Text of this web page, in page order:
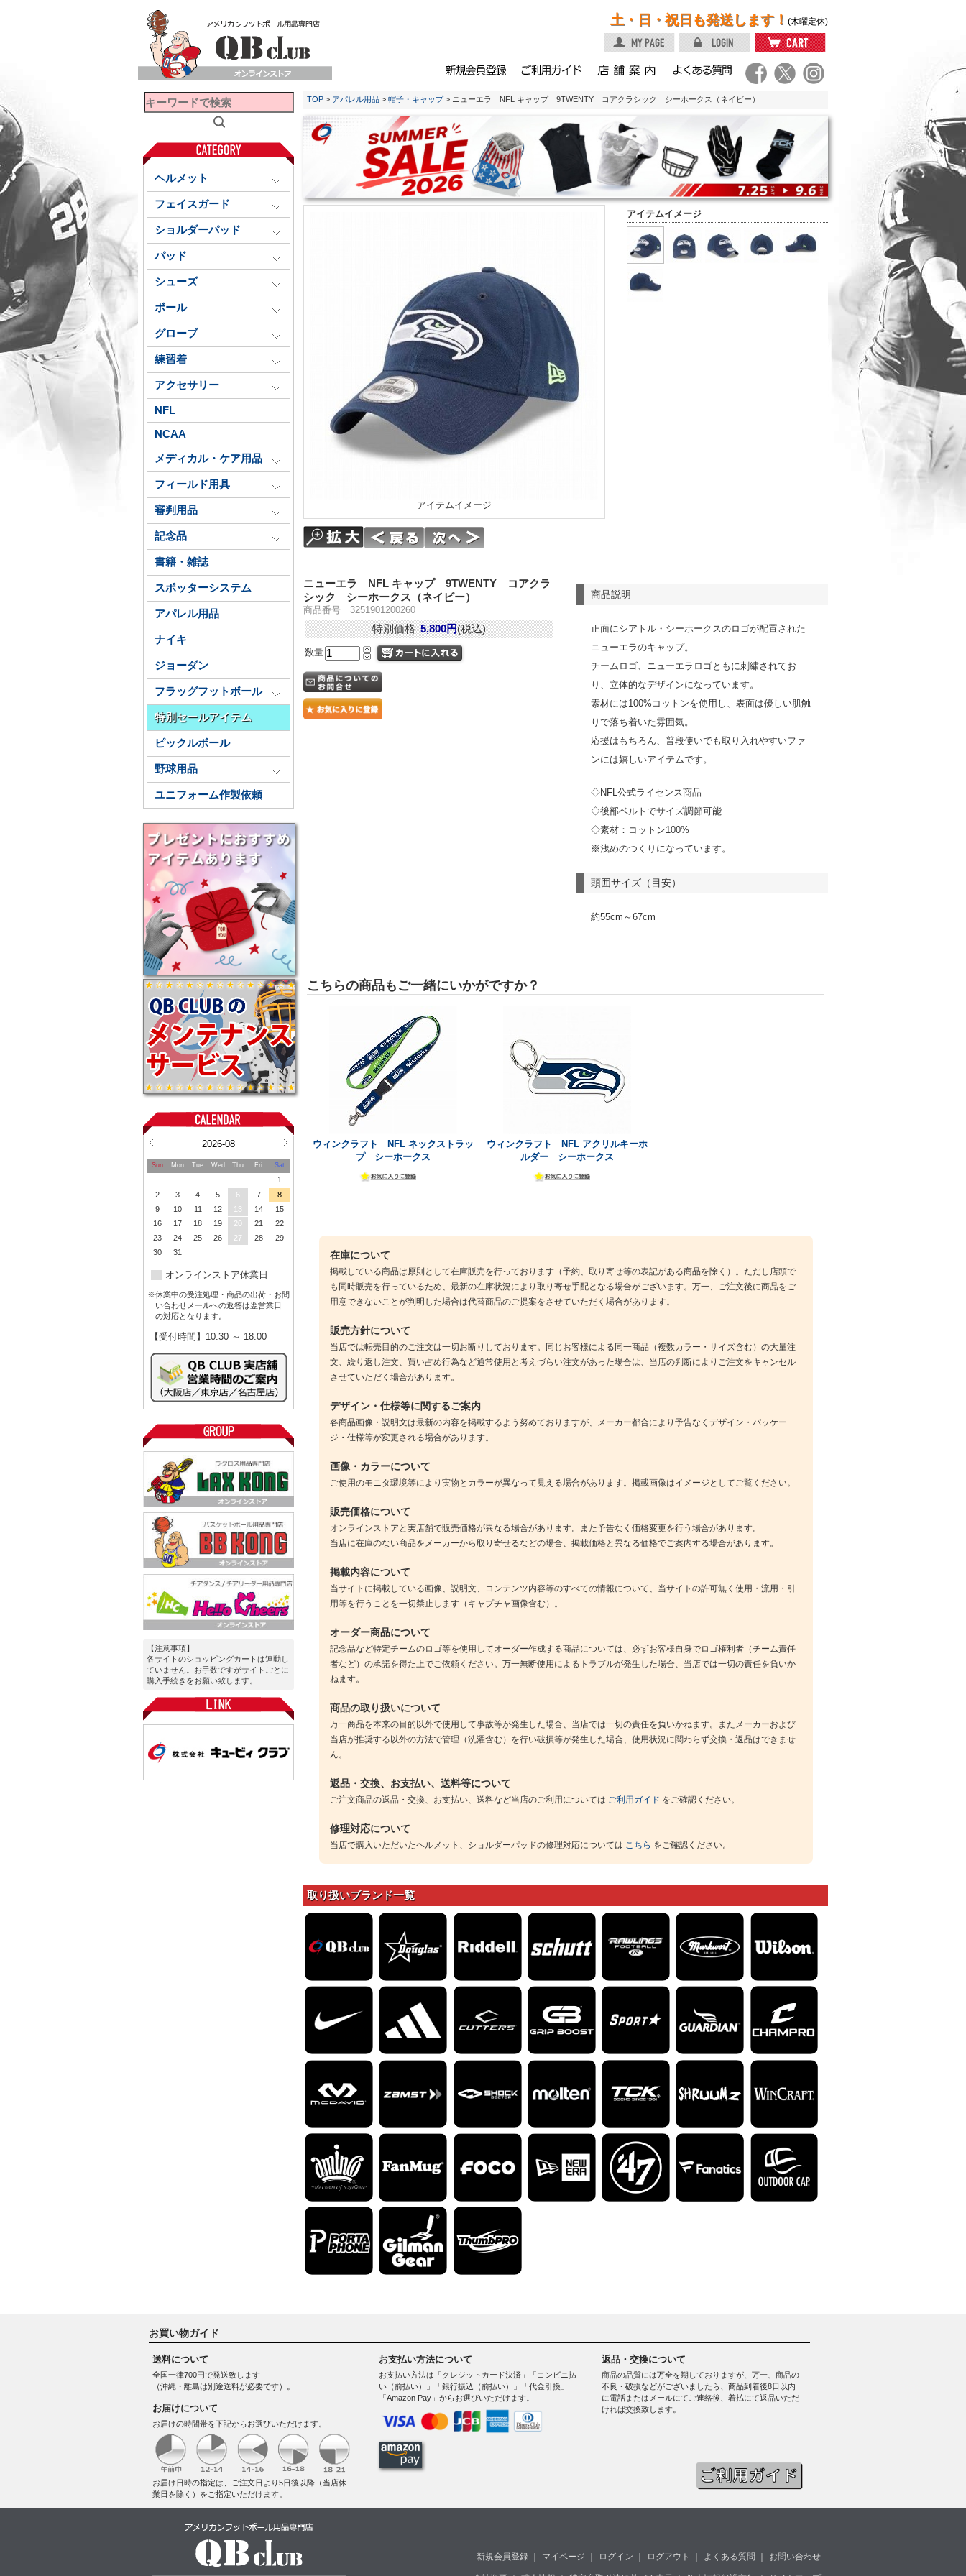
土・日・祝日も発送します！ (木曜定休)
ヘルメット
フェイスガード
ショルダーパッド
パッド
シューズ
ボール
グローブ
練習着
アクセサリー
NFL
NCAA
メディカル・ケア用品
フィールド用具
審判用品
記念品
書籍・雑誌
スポッターシステム
アパレル用品
ナイキ
ジョーダン
フラッグフットボール
特別セールアイテム
ピックルボール
野球用品
ユニフォーム作製依頼
2026-08
Sun Mon Tue Wed Thu Fri Sat
1
2
3 4 5 6 7
8
9
10 11 12 13 14
15
16
17 18 19 20 21
22
23
24 25 26 27 28
29
30
31
オンラインストア休業日
※休業中の受注処理・商品の出荷・お問
い合わせメールへの返答は翌営業日
の対応となります。
【受付時間】10:30 ～ 18:00
【注意事項】
各サイトのショッピングカートは連動し
ていません。お手数ですがサイトごとに
購入手続きをお願い致します。
TOP > アパレル用品 > 帽子・キャップ> ニューエラ NFL キャップ 9TWENTY コアクラシック シーホークス（ネイビー）
アイテムイメージ
アイテムイメージ
商品説明
正面にシアトル・シーホークスのロゴが配置された
ニューエラのキャップ。
チームロゴ、ニューエラロゴともに刺繍されてお
り、立体的なデザインになっています。
素材には100%コットンを使用し、表面は優しい肌触
りで落ち着いた雰囲気。
応援はもちろん、普段使いでも取り入れやすいファ
ンには嬉しいアイテムです。
◇NFL公式ライセンス商品
◇後部ベルトでサイズ調節可能
◇素材：コットン100%
※浅めのつくりになっています。
頭囲サイズ（目安）
約55cm～67cm
ニューエラ NFL キャップ 9TWENTY コアクラ
シック シーホークス（ネイビー）
商品番号 3251901200260
特別価格 5,800円(税込)
数量
こちらの商品もご一緒にいかがですか？
ウィンクラフト NFL ネックストラッ
プ シーホークス
ウィンクラフト NFL アクリルキーホ
ルダー シーホークス
在庫について
掲載している商品は原則として在庫販売を行っております（予約、取り寄せ等の表記がある商品を除く）。ただし店頭で
も同時販売を行っているため、最新の在庫状況により取り寄せ手配となる場合がございます。万一、ご注文後に商品をご
用意できないことが判明した場合は代替商品のご提案をさせていただく場合があります。
販売方針について
当店では転売目的のご注文は一切お断りしております。同じお客様による同一商品（複数カラー・サイズ含む）の大量注
文、繰り返し注文、買い占め行為など通常使用と考えづらい注文があった場合は、当店の判断によりご注文をキャンセル
させていただく場合があります。
デザイン・仕様等に関するご案内
各商品画像・説明文は最新の内容を掲載するよう努めておりますが、メーカー都合により予告なくデザイン・パッケー
ジ・仕様等が変更される場合があります。
画像・カラーについて
ご使用のモニタ環境等により実物とカラーが異なって見える場合があります。掲載画像はイメージとしてご覧ください。
販売価格について
オンラインストアと実店舗で販売価格が異なる場合があります。また予告なく価格変更を行う場合があります。
当店に在庫のない商品をメーカーから取り寄せるなどの場合、掲載価格と異なる価格でご案内する場合があります。
掲載内容について
当サイトに掲載している画像、説明文、コンテンツ内容等のすべての情報について、当サイトの許可無く使用・流用・引
用等を行うことを一切禁止します（キャプチャ画像含む）。
オーダー商品について
記念品など特定チームのロゴ等を使用してオーダー作成する商品については、必ずお客様自身でロゴ権利者（チーム責任
者など）の承諾を得た上でご依頼ください。万一無断使用によるトラブルが発生した場合、当店では一切の責任を負いか
ねます。
商品の取り扱いについて
万一商品を本来の目的以外で使用して事故等が発生した場合、当店では一切の責任を負いかねます。またメーカーおよび
当店が推奨する以外の方法で管理（洗濯含む）を行い破損等が発生した場合、使用状況に関わらず交換・返品はできませ
ん。
返品・交換、お支払い、送料等について
ご注文商品の返品・交換、お支払い、送料など当店のご利用については ご利用ガイド をご確認ください。
修理対応について
当店で購入いただいたヘルメット、ショルダーパッドの修理対応については こちら をご確認ください。
取り扱いブランド一覧
お買い物ガイド
送料について
全国一律700円で発送致します
（沖縄・離島は別途送料が必要です）。
お届けについて
お届けの時間帯を下記からお選びいただけます。
お届け日時の指定は、ご注文日より5日後以降（当店休
業日を除く）をご指定いただけます。
お支払い方法について
お支払い方法は「クレジットカード決済」「コンビニ払
い（前払い）」「銀行振込（前払い）」「代金引換」
「Amazon Pay」からお選びいただけます。
返品・交換について
商品の品質には万全を期しておりますが、万一、商品の
不良・破損などがございましたら、商品到着後8日以内
に電話またはメールにてご連絡後、着払にて返品いただ
ければ交換致します。
新規会員登録 マイページ ログイン ログアウト よくある質問 お問い合わせ